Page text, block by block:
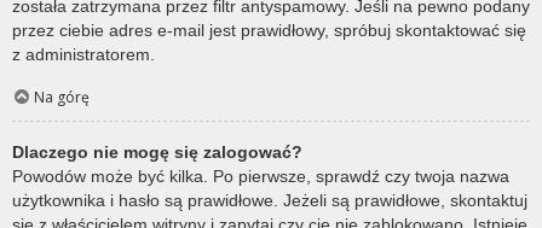
została zatrzymana przez filtr antyspamowy. Jeśli na pewno podany
przez ciebie adres e-mail jest prawidłowy, spróbuj skontaktować się
z administratorem.
Na górę
Dlaczego nie mogę się zalogować?
Powodów może być kilka. Po pierwsze, sprawdź czy twoja nazwa
użytkownika i hasło są prawidłowe. Jeżeli są prawidłowe, skontaktuj